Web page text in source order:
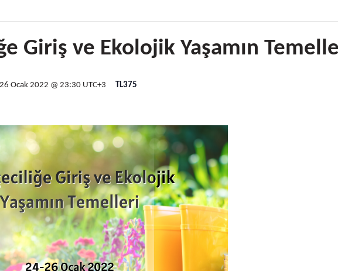
Giriş ve Ekolojik Yaşamın
26 Ocak 2022 @ 23:30 UTC+3 TL375